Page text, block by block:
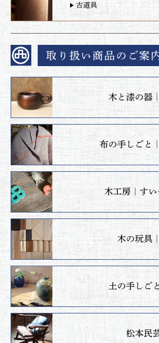
古道具
取り扱い商品のご案
木と漆の器
布の手しごと
木工房｜す
木の玩具
土の手しご
松本民